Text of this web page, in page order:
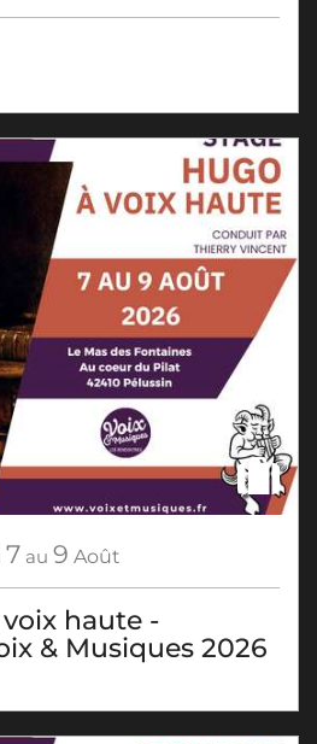
7 au 9 Août
haute -
& Musiques 2026